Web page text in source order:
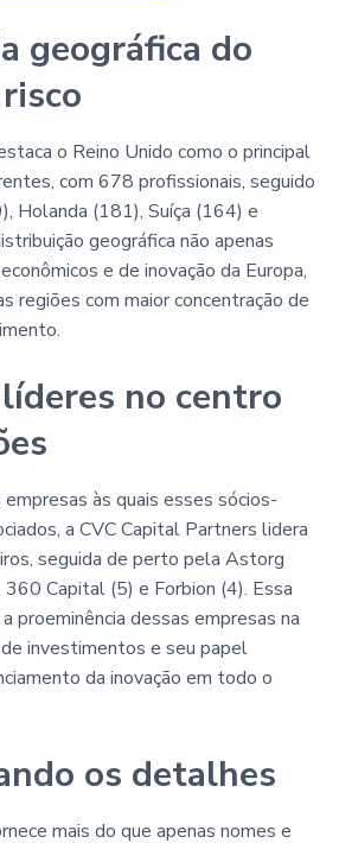
geográfica do
o Reino Unido como o principal
com 678 profissionais, seguido
Holanda (181), Suíça (164) e
geográfica não apenas
e de inovação da Europa,
regiões com maior concentração de
no centro
às quais esses sócios-
a CVC Capital Partners lidera
seguida de perto pela Astorg
Capital (5) e Forbion (4). Essa
proeminência dessas empresas na
investimentos e seu papel
da inovação em todo o
os detalhes
mais do que apenas nomes e